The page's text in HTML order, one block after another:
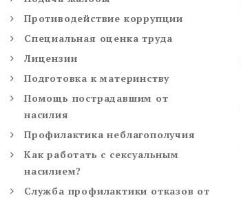
Противодействие коррупции
Специальная оценка труда
Лицензии
Подготовка к материнству
Помощь пострадавшим от
насилия
Профилактика неблагополучия
Как работать с сексуальным
насилием?
Служба профилактики отказов от